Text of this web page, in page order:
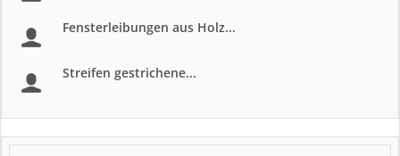
Fensterleibungen aus Holz...
Streifen gestrichene...